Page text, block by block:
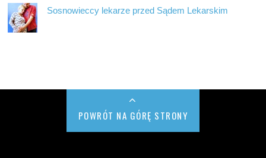
Sosnowieccy lekarze przed Sądem Lekarskim
POWRÓT NA GÓRĘ STRONY